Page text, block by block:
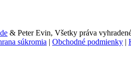
& Peter Evin, Všetky práva
súkromia | Obchodné podmienky |